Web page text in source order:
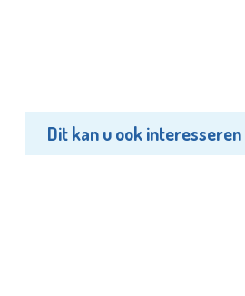
Dit kan u ook interesseren